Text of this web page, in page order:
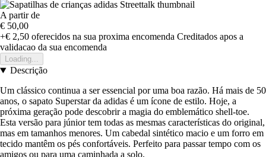
A partir de
€ 50,00
+€ 2,50 oferecidos na sua proxima encomenda Creditados apos a
validacao da sua encomenda
Loading...
Descrição
Um clássico continua a ser essencial por uma boa razão. Há mais de 50
anos, o sapato Superstar da adidas é um ícone de estilo. Hoje, a
próxima geração pode descobrir a magia do emblemático shell-toe.
Esta versão para júnior tem todas as mesmas características do original,
mas em tamanhos menores. Um cabedal sintético macio e um forro em
tecido mantêm os pés confortáveis. Perfeito para passar tempo com os
amigos ou para uma caminhada a solo.